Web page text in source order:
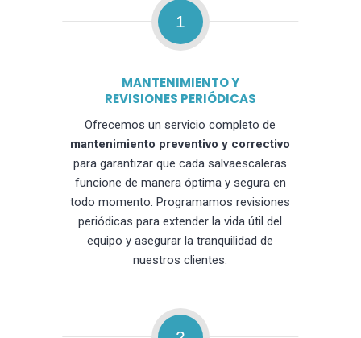
1
MANTENIMIENTO Y
REVISIONES PERIÓDICAS
Ofrecemos un servicio completo de
mantenimiento preventivo y correctivo
para garantizar que cada salvaescaleras
funcione de manera óptima y segura en
todo momento. Programamos revisiones
periódicas para extender la vida útil del
equipo y asegurar la tranquilidad de
nuestros clientes.